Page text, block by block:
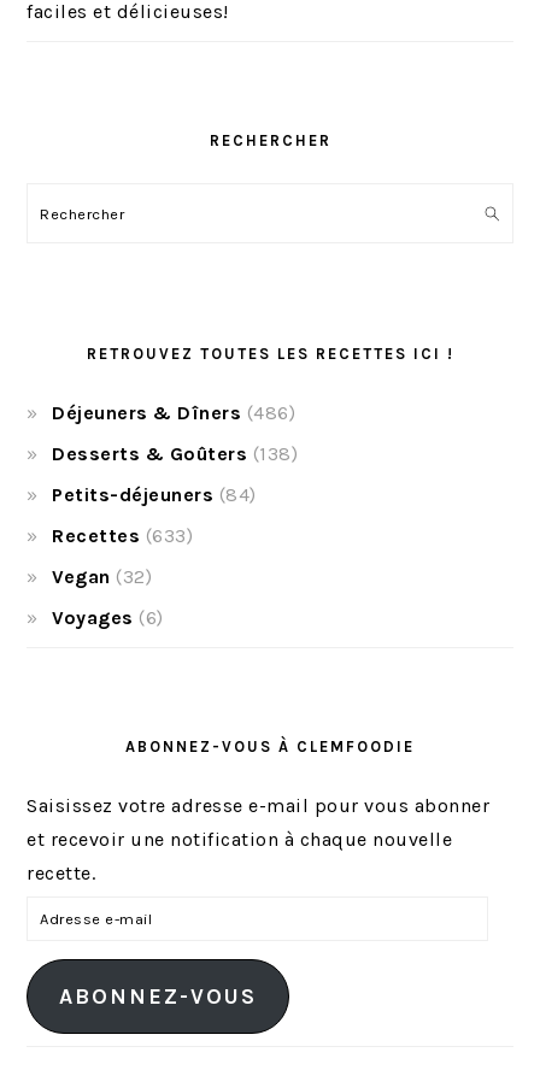
faciles et délicieuses!
RECHERCHER
Rechercher
RETROUVEZ TOUTES LES RECETTES ICI !
Déjeuners & Dîners (486)
Desserts & Goûters (138)
Petits-déjeuners (84)
Recettes (633)
Vegan (32)
Voyages (6)
ABONNEZ-VOUS À CLEMFOODIE
Saisissez votre adresse e-mail pour vous abonner
et recevoir une notification à chaque nouvelle
recette.
r
e
ABONNEZ-VOUS